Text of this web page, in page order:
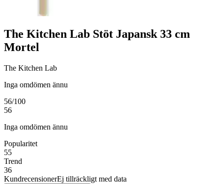
The Kitchen Lab Stöt Japansk 33 cm
Mortel
The Kitchen Lab
Inga omdömen ännu
56/100
56
Inga omdömen ännu
Popularitet
55
Trend
36
KundrecensionerEj tillräckligt med data